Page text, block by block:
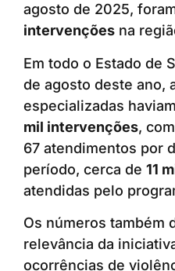
agosto de 2025,
intervenções na
Em todo o Estado de
de agosto deste ano,
especializadas
mil intervenções,
67 atendimentos por
período, cerca de 11
atendidas pelo
Os números também
relevância da
ocorrências de